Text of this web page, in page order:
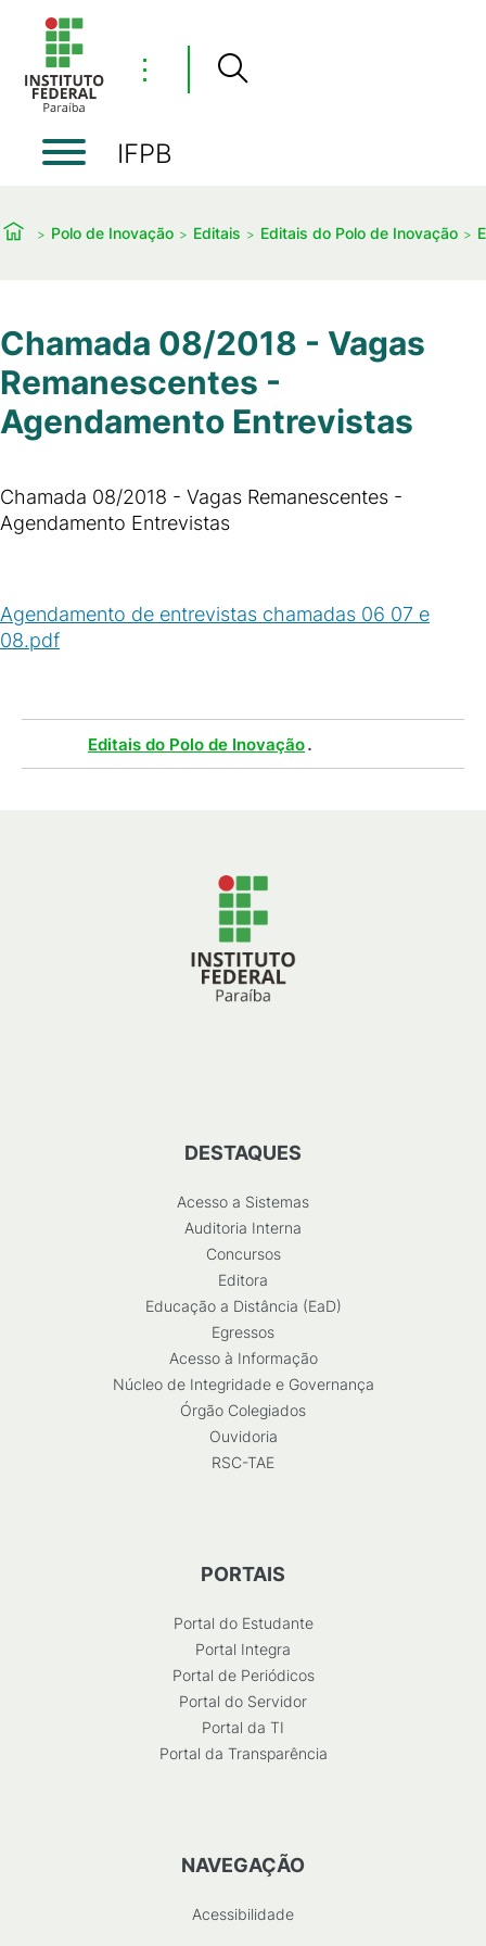
⋮
IFPB
Polo de Inovação Editais Editais do Polo de Inovação
Chamada 08/2018 - Vagas
Remanescentes -
Agendamento Entrevistas
Chamada 08/2018 - Vagas Remanescentes -
Agendamento Entrevistas
Agendamento de entrevistas chamadas 06 07 e
08.pdf
Editais do Polo de Inovação.
DESTAQUES
Acesso a Sistemas
Auditoria Interna
Concursos
Editora
Educação a Distância (EaD)
Egressos
Acesso à Informação
Núcleo de Integridade e Governança
Órgão Colegiados
Ouvidoria
RSC-TAE
PORTAIS
Portal do Estudante
Portal Integra
Portal de Periódicos
Portal do Servidor
Portal da TI
Portal da Transparência
NAVEGAÇÃO
Acessibilidade